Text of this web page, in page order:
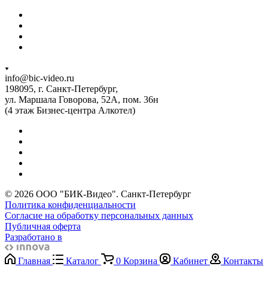
info@bic-video.ru
198095, г. Санкт-Петербург,
ул. Маршала Говорова, 52А, пом. 36н
(4 этаж Бизнес-центра Алкотел)
© 2026 ООО "БИК-Видео". Санкт-Петербург
Политика конфиденциальности
Согласие на обработку персональных данных
Публичная оферта
Разработано в
Главная Каталог 0 Корзина Кабинет Контакты